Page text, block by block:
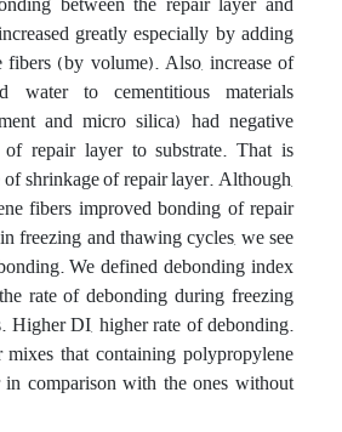
greatly especially by adding
fibers (by volume). Also, increase of
water to cementitious materials
and micro silica) had negative
repair layer to substrate. That is
of shrinkage of repair layer. Although,
fibers improved bonding of repair
freezing and thawing cycles, we see
We defined debonding index
rate of debonding during freezing
Higher DI, higher rate of debonding.
that containing polypropylene
comparison with the ones without